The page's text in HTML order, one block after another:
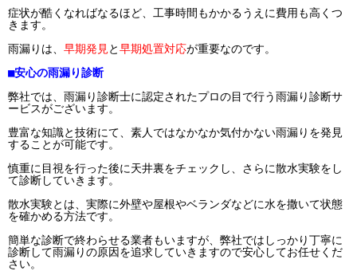
症状が酷くなればなるほど、工事時間もかかるうえに費用も高くつ
きます。
雨漏りは、 早期発見と早期処置対応が重要なのです。
■安心の雨漏り診断
弊社では、雨漏り診断士に認定されたプロの目で行う雨漏り診断サ
ービスがございます。
豊富な知識と技術にて、素人ではなかなか気付かない雨漏りを発見
することが可能です。
慎重に目視を行った後に天井裏をチェックし、さらに散水実験をし
て診断していきます。
散水実験とは、実際に外壁や屋根やベランダなどに水を撒いて状態
を確かめる方法です。
簡単な診断で終わらせる業者もいますが、弊社ではしっかり丁寧に
診断して雨漏りの原因を追求していきますので安心してお任せくだ
さい。